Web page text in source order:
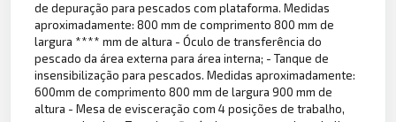
de depuração para pescados com plataforma. Medidas
aproximadamente: 800 mm de comprimento 800 mm de
largura **** mm de altura - Óculo de transferência do
pescado da área externa para área interna; - Tanque de
insensibilização para pescados. Medidas aproximadamente:
600mm de comprimento 800 mm de largura 900 mm de
altura - Mesa de evisceração com 4 posições de trabalho,